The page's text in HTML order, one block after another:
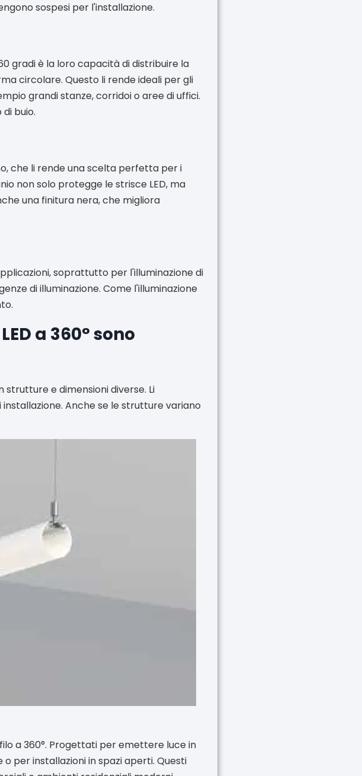
sospesi per l'installazione.
gradi è la loro capacità di distribuire la
circolare. Questo li rende ideali per gli
grandi stanze, corridoi o aree di uffici.
buio.
che li rende una scelta perfetta per i
non solo protegge le strisce LED, ma
una finitura nera, che migliora
soprattutto per l'illuminazione di
di illuminazione. Come l'illuminazione
a 360° sono
strutture e dimensioni diverse. Li
Anche se le strutture variano
a 360°. Progettati per emettere luce in
per installazioni in spazi aperti. Questi